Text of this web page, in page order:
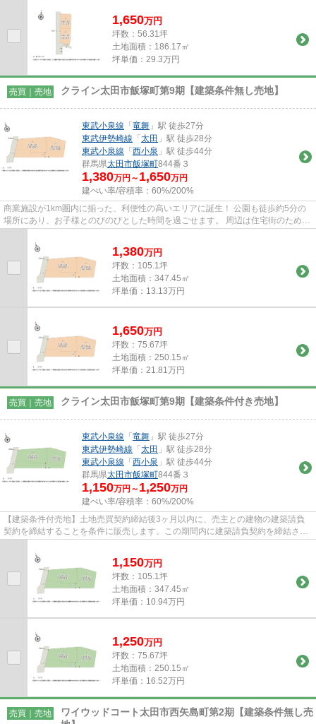
1,650万円
坪数：56.31坪
土地面積：186.17㎡
坪単価：29.3万円
売買｜売地 クライン太田市飯塚町第9期【建築条件無し売地】
東武小泉線 「竜舞 」駅 徒歩27分
東武伊勢崎線 「太田 」駅 徒歩28分
東武小泉線 「西小泉 」駅 徒歩44分
群馬県太田市飯塚町844番３
1,380万円～ 1,650万円
建ぺい率/容積率： 60%/200%
商業施設が1km圏内に揃った、利便性の高いエリアに誕生！ 公園も徒歩約5分の
場所にあり、お子様とのびのびとした時間を過ごせます。 周辺は住宅街のため落
ち着いて過ごせます。
1,380万円
坪数：105.1坪
土地面積：347.45㎡
坪単価：13.13万円
1,650万円
坪数：75.67坪
土地面積：250.15㎡
坪単価：21.81万円
売買｜売地 クライン太田市飯塚町第9期【建築条件付き売地】
東武小泉線 「竜舞 」駅 徒歩27分
東武伊勢崎線 「太田 」駅 徒歩28分
東武小泉線 「西小泉 」駅 徒歩44分
群馬県太田市飯塚町844番３
1,150万円～ 1,250万円
建ぺい率/容積率： 60%/200%
【建築条件付売地】土地売買契約締結後3ヶ月以内に、売主との建物の建築請負
契約を締結することを条件に販売します。この期間内に建築請負契約を締結され
なかった場合は、土地売買契約...
1,150万円
坪数：105.1坪
土地面積：347.45㎡
坪単価：10.94万円
1,250万円
坪数：75.67坪
土地面積：250.15㎡
坪単価：16.52万円
売買｜売地
ワイウッドコート太田市西矢島町第2期【建築条件無し売